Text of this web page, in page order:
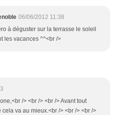
06/06/2012 11:38
à déguster sur la terrasse le soleil
les vacances ^^<br />
/> <br /> <br /> Avant tout
va au mieux.<br /> <br /> <br />